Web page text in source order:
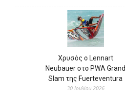
Χρυσός ο Lennart
Neubauer στο PWA Grand
Slam της Fuerteventura
30 Ιουλίου 2026